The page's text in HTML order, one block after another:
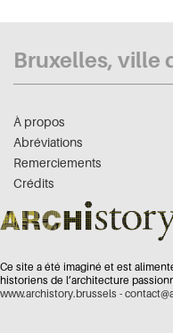
Bruxelles, ville
À propos
Abréviations
Remerciements
Crédits
Ce site a été imaginé et est
historiens de l’architecture
www.archistory.brussels -